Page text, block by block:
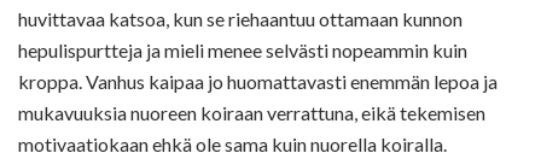
huvittavaa katsoa, kun se riehaantuu ottamaan kunnon
hepulispurtteja ja mieli menee selvästi nopeammin kuin
kroppa. Vanhus kaipaa jo huomattavasti enemmän lepoa ja
mukavuuksia nuoreen koiraan verrattuna, eikä tekemisen
motivaatiokaan ehkä ole sama kuin nuorella koiralla.